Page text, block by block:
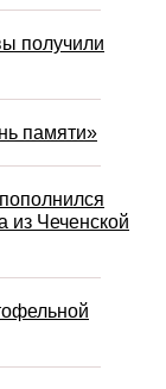
получили
памяти»
из Чеченской